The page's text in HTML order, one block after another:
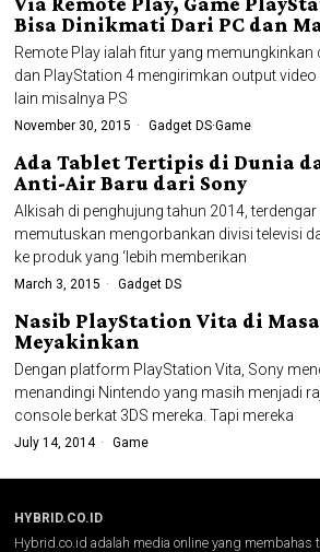
Bisa Dinikmati Dari PC dan
Remote Play ialah fitur yang
dan PlayStation 4 mengirimkan output
lain misalnya PS
November 30, 2015 Gadget DS·Game
Ada Tablet Tertipis di Dunia
Anti-Air Baru dari Sony
Alkisah di penghujung tahun 2014,
memutuskan mengorbankan divisi televisi
ke produk yang ‘lebih memberikan
March 3, 2015 Gadget DS
Nasib PlayStation Vita di
Meyakinkan
Dengan platform PlayStation Vita, Sony
menandingi Nintendo yang masih menjadi
console berkat 3DS mereka. Tapi mereka
July 14, 2014 Game
HYBRID.CO.ID
Hybrid.co.id adalah media online yang membahas